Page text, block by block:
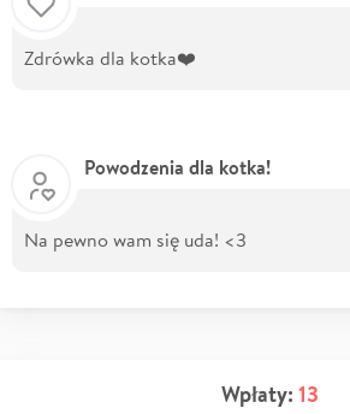
Zdrówka dla kotka❤️
Powodzenia dla kotka!
Na pewno wam się uda! <3
Wpłaty: 13